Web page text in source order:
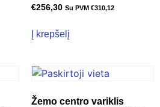
€256,30 Su PVM €310,12
Į krepšelį
Žemo centro variklis